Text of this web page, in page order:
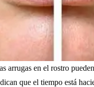
arrugas en el rostro
que el tiempo está